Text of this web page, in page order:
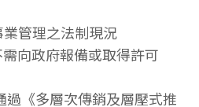
管理之法制現況
向政府報備或取得許可
過《多層次傳銷及層壓式推